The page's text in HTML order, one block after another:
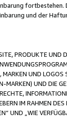
und der
PRODUKTE UND
UND
MARKEN) UND DIE
IM RAHMEN
UND „WIE